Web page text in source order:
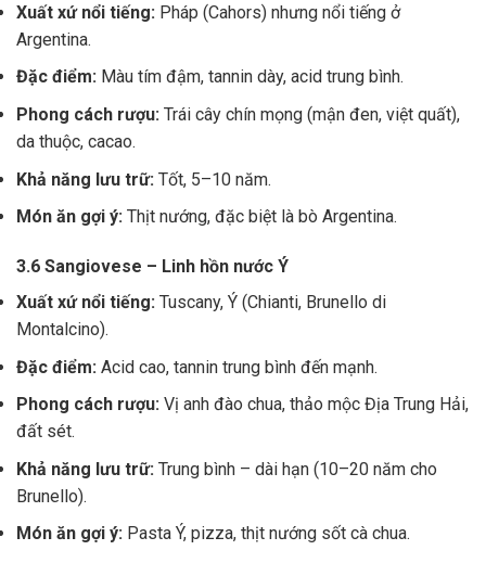
Xuất xứ nổi tiếng: Pháp (Cahors) nhưng nổi tiếng ở
Argentina.
Đặc điểm: Màu tím đậm, tannin dày, acid trung bình.
Phong cách rượu: Trái cây chín mọng (mận đen, việt quất),
da thuộc, cacao.
Khả năng lưu trữ: Tốt, 5–10 năm.
Món ăn gợi ý: Thịt nướng, đặc biệt là bò Argentina.
3.6 Sangiovese – Linh hồn nước Ý
Xuất xứ nổi tiếng: Tuscany, Ý (Chianti, Brunello di
Montalcino).
Đặc điểm: Acid cao, tannin trung bình đến mạnh.
Phong cách rượu: Vị anh đào chua, thảo mộc Địa Trung Hải,
đất sét.
Khả năng lưu trữ: Trung bình – dài hạn (10–20 năm cho
Brunello).
Món ăn gợi ý: Pasta Ý, pizza, thịt nướng sốt cà chua.